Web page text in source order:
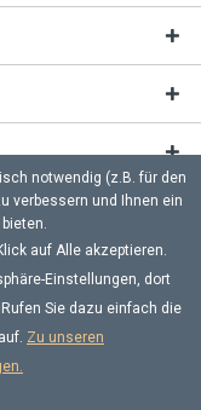
notwendig (z.B. für den
verbessern und Ihnen ein
auf Alle akzeptieren.
Einstellungen, dort
Sie dazu einfach die
Zu unseren